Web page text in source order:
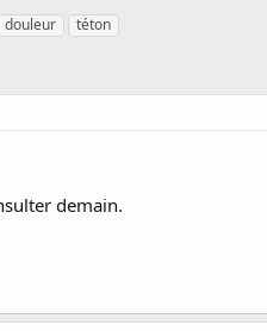
douleur téton
demain.